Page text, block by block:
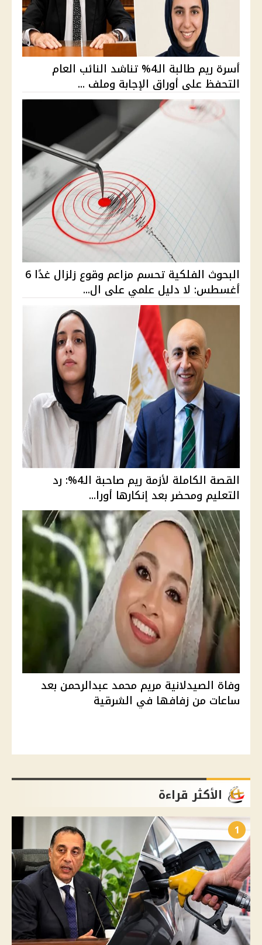
أسرة ريم طالبة الـ4% تناشد النائب العام
التحفظ على أوراق الإجابة وملف ...
البحوث الفلكية تحسم مزاعم وقوع زلزال غدًا 6
أغسطس: لا دليل علمي على ال...
القصة الكاملة لأزمة ريم صاحبة الـ4%: رد
التعليم ومحضر بعد إنكارها أورا...
وفاة الصيدلانية مريم محمد عبدالرحمن بعد
ساعات من زفافها في الشرقية
الأكثر قراءة
1